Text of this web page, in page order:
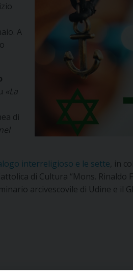
A
«La
di
interreligioso e le sette, in
di Cultura “Mons. Rinaldo
arcivescovile di Udine e il